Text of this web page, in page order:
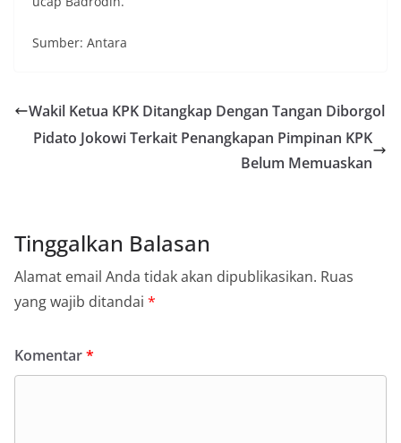
Sumber: Antara
Wakil Ketua KPK Ditangkap Dengan Tangan Diborgol
Pidato Jokowi Terkait Penangkapan Pimpinan KPK
Belum Memuaskan
Tinggalkan Balasan
Alamat email Anda tidak akan dipublikasikan. Ruas
yang wajib ditandai *
Komentar*